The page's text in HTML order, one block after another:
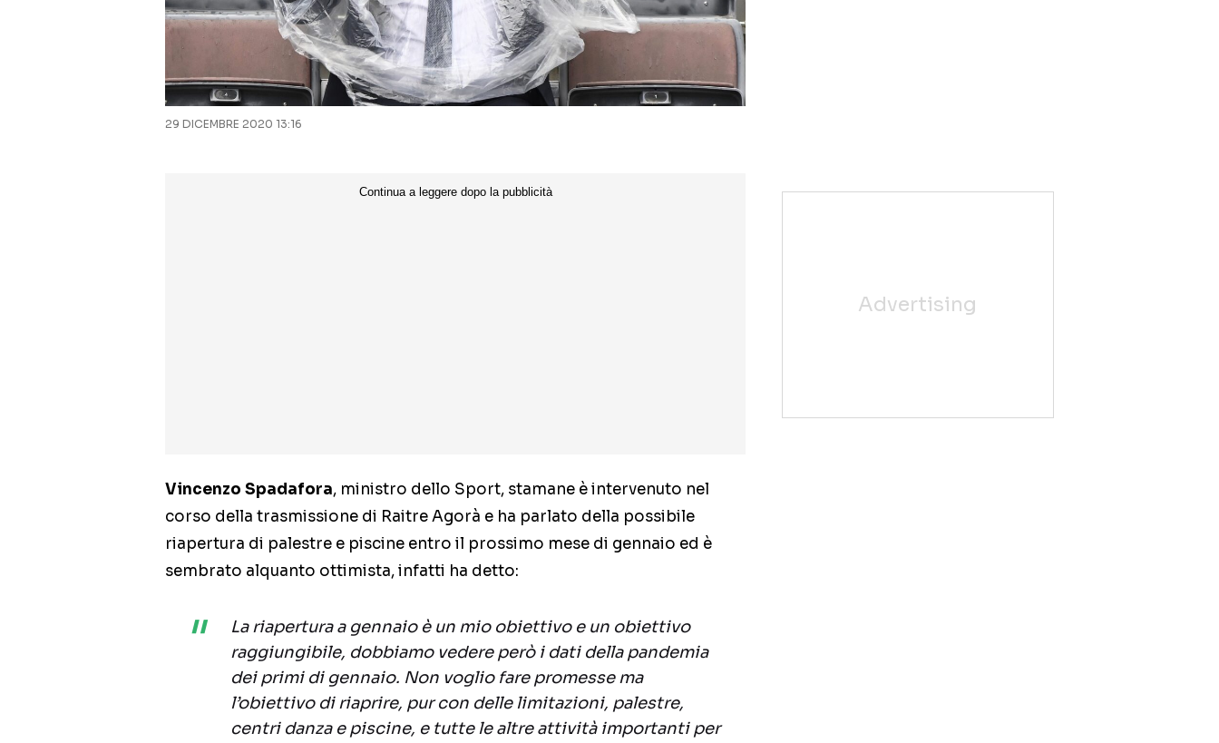
29 DICEMBRE 2020 13:16
Vincenzo Spadafora, ministro dello Sport, stamane è intervenuto nel
corso della trasmissione di Raitre Agorà e ha parlato della possibile
riapertura di palestre e piscine entro il prossimo mese di gennaio ed è
sembrato alquanto ottimista, infatti ha detto:
La riapertura a gennaio è un mio obiettivo e un obiettivo
raggiungibile, dobbiamo vedere però i dati della pandemia
dei primi di gennaio. Non voglio fare promesse ma
l’obiettivo di riaprire, pur con delle limitazioni, palestre,
centri danza e piscine, e tutte le altre attività importanti per